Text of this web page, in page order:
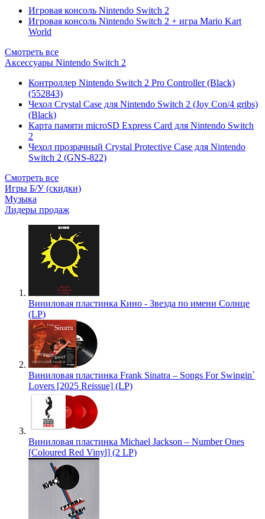
Игровая консоль Nintendo Switch 2
Игровая консоль Nintendo Switch 2 + игра Mario Kart
World
Смотреть все
Аксессуары Nintendo Switch 2
Контроллер Nintendo Switch 2 Pro Controller (Black)
(552843)
Чехол Сrystal Сase для Nintendo Switch 2 (Joy Con/4 gribs)
(Black)
Карта памяти microSD Express Card для Nintendo Switch
2
Чехол прозрачный Crystal Protective Case для Nintendo
Switch 2 (GNS-822)
Смотреть все
Игры Б/У (скидки)
Музыка
Лидеры продаж
Виниловая пластинка Кино - Звезда по имени Солнце
(LP)
Виниловая пластинка Frank Sinatra – Songs For Swingin`
Lovers [2025 Reissue] (LP)
Виниловая пластинка Michael Jackson – Number Ones
[Coloured Red Vinyl] (2 LP)